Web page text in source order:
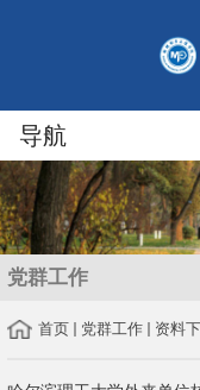
导航
党群工作
首页 党群工作 资料